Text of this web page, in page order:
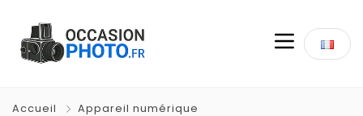
Accueil Appareil numérique